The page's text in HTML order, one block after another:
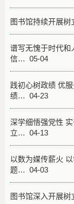
图书馆持续开展
谱写无愧于时代
信… 05-04
践初心树政绩 优
绩… 04-23
深学细悟强党性
立… 04-13
以数为媒传薪火
题… 04-03
图书馆深入开展